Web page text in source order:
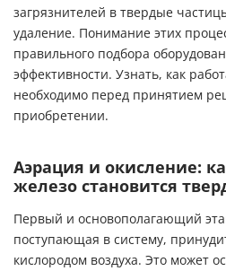
загрязнителей в твердые
удаление. Понимание этих
правильного подбора
эффективности. Узнать, как
необходимо перед принятием
приобретении.
Аэрация и окисление:
железо становится
Первый и основополагающий
поступающая в систему,
кислородом воздуха. Это может